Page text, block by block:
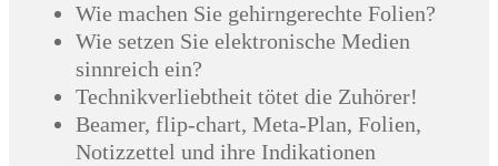
Wie machen Sie gehirngerechte Folien?
Wie setzen Sie elektronische Medien
sinnreich ein?
Technikverliebtheit tötet die Zuhörer!
Beamer, flip-chart, Meta-Plan, Folien,
Notizzettel und ihre Indikationen